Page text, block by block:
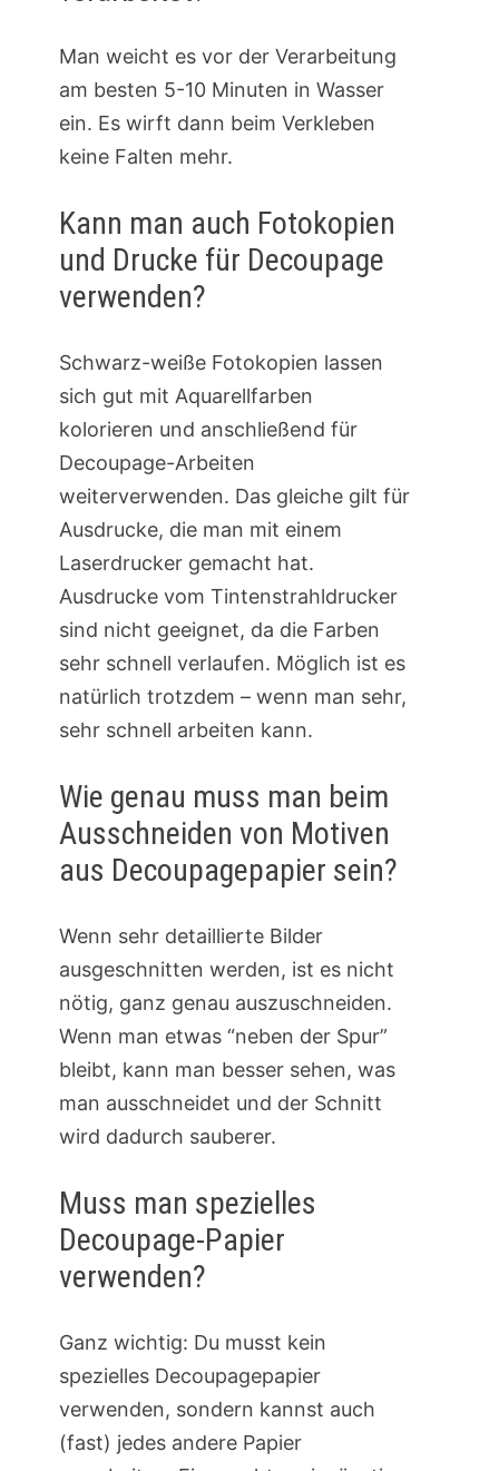
Man weicht es vor der Verarbeitung
am besten 5-10 Minuten in Wasser
ein. Es wirft dann beim Verkleben
keine Falten mehr.
Kann man auch Fotokopien
und Drucke für Decoupage
verwenden?
Schwarz-weiße Fotokopien lassen
sich gut mit Aquarellfarben
kolorieren und anschließend für
Decoupage-Arbeiten
weiterverwenden. Das gleiche gilt für
Ausdrucke, die man mit einem
Laserdrucker gemacht hat.
Ausdrucke vom Tintenstrahldrucker
sind nicht geeignet, da die Farben
sehr schnell verlaufen. Möglich ist es
natürlich trotzdem – wenn man sehr,
sehr schnell arbeiten kann.
Wie genau muss man beim
Ausschneiden von Motiven
aus Decoupagepapier sein?
Wenn sehr detaillierte Bilder
ausgeschnitten werden, ist es nicht
nötig, ganz genau auszuschneiden.
Wenn man etwas “neben der Spur”
bleibt, kann man besser sehen, was
man ausschneidet und der Schnitt
wird dadurch sauberer.
Muss man spezielles
Decoupage-Papier
verwenden?
Ganz wichtig: Du musst kein
spezielles Decoupagepapier
verwenden, sondern kannst auch
(fast) jedes andere Papier